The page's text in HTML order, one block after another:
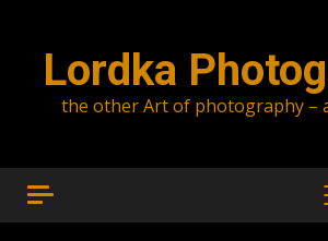
Lordka
the other Art of photography –